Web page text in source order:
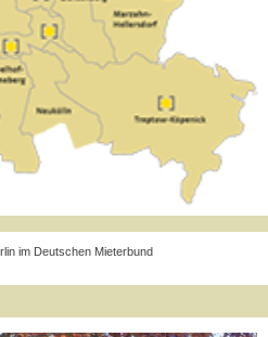
im Deutschen Mieterbund